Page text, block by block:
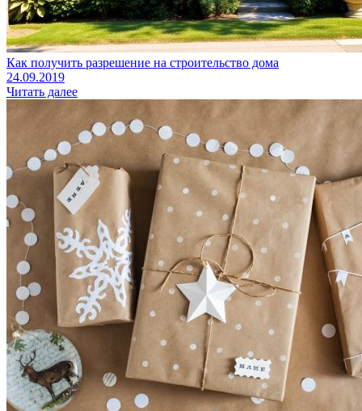
Как получить разрешение на строительство дома
24.09.2019
Читать далее